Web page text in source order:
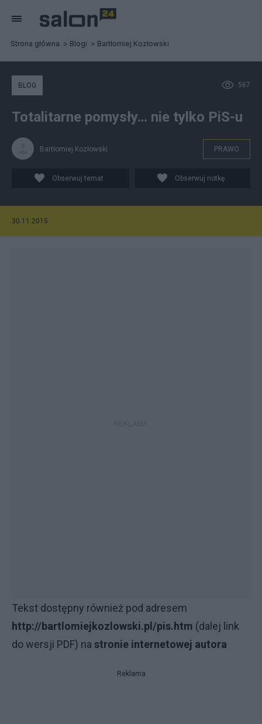
Strona główna Blogi Bartłomiej Kozłowski
567
BLOG
Totalitarne pomysły… nie tylko PiS-u
Bartłomiej Kozłowski PRAWO
Obserwuj temat Obserwuj notkę
30.11.2015
Tekst dostępny również pod adresem
http://bartlomiejkozlowski.pl/pis.htm (dalej link
do wersji PDF) na stronie internetowej autora
Reklama